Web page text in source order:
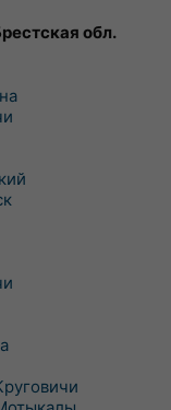
обл.